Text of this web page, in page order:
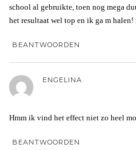
school al gebruikte, toen nog mega
het resultaat wel top en ik ga m halen!
BEANTWOORDEN
ENGELINA
Hmm ik vind het effect niet zo heel
BEANTWOORDEN